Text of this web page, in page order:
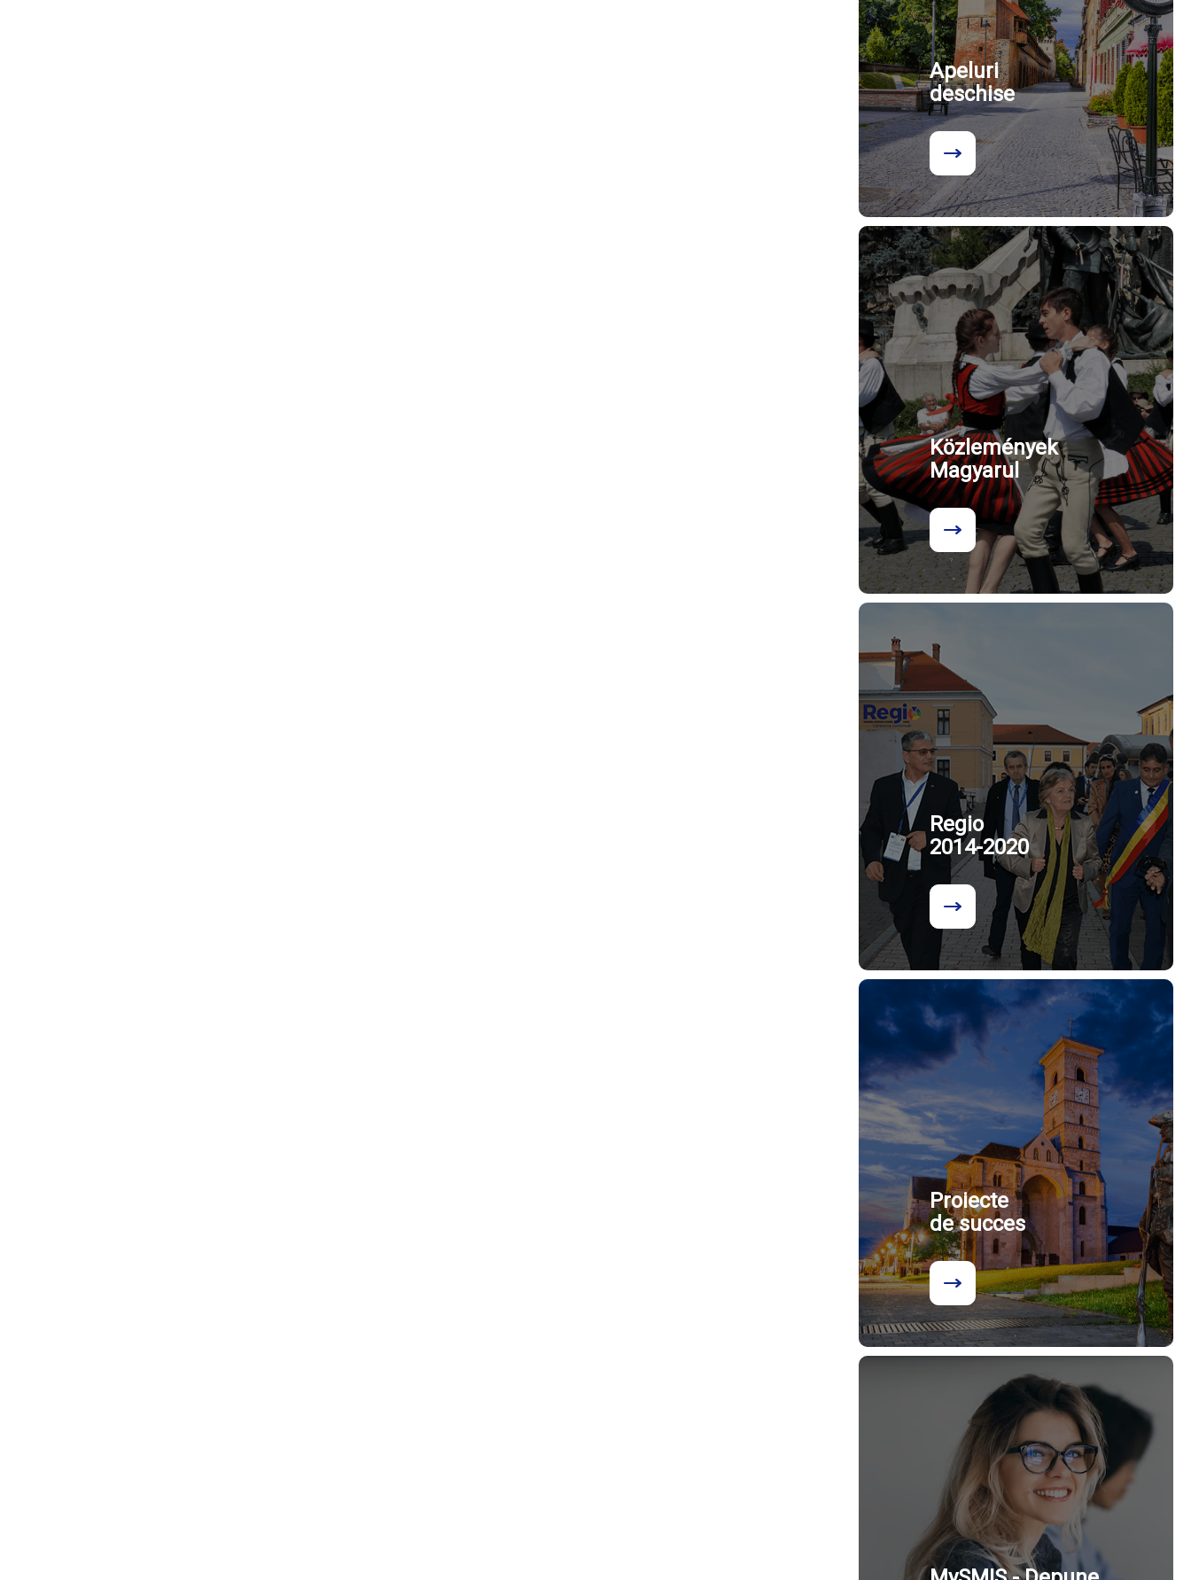
Apeluri
deschise
Közlemények
Magyarul
Regio
2014-2020
Proiecte
de succes